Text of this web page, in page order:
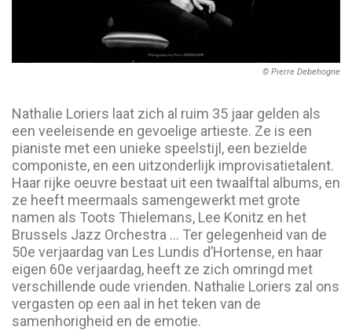
© Pierre Debehogne
Nathalie Loriers laat zich al ruim 35 jaar gelden als
een veeleisende en gevoelige artieste. Ze is een
pianiste met een unieke speelstijl, een bezielde
componiste, en een uitzonderlijk improvisatietalent.
Haar rijke oeuvre bestaat uit een twaalftal albums, en
ze heeft meermaals samengewerkt met grote
namen als Toots Thielemans, Lee Konitz en het
Brussels Jazz Orchestra … Ter gelegenheid van de
50e verjaardag van Les Lundis d’Hortense, en haar
eigen 60e verjaardag, heeft ze zich omringd met
verschillende oude vrienden. Nathalie Loriers zal ons
vergasten op een aal in het teken van de
samenhorigheid en de emotie.